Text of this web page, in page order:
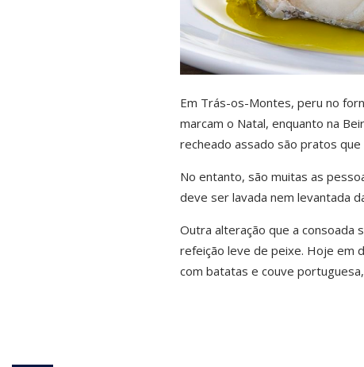
Em Trás-os-Montes, peru no
marcam o Natal, enquanto na
recheado assado são pratos
No entanto, são muitas as
deve ser lavada nem levantada
Outra alteração que a consoada
refeição leve de peixe. Hoje em
com batatas e couve